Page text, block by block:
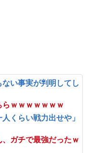
ない事実が判明してし
ｗｗｗｗｗｗｗ
くらい戦力出せや」
、ガチで最強だったｗ